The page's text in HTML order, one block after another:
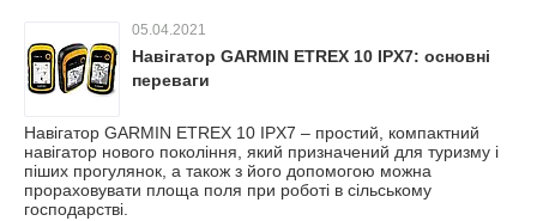
05.04.2021
Навігатор GARMIN ETREX 10 IPX7: основні
переваги
Навігатор GARMIN ETREX 10 IPX7 – простий, компактний
навігатор нового покоління, який призначений для туризму і
піших прогулянок, а також з його допомогою можна
прораховувати площа поля при роботі в сільському
господарстві.